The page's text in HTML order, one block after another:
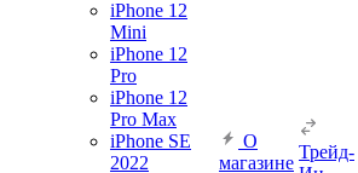
iPhone 12
Mini
iPhone 12
Pro
iPhone 12
Pro Max
iPhone SE
2022
О
магазине
Трейд-